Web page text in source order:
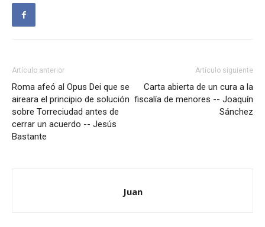
Artículo anterior
Roma afeó al Opus Dei que se
aireara el principio de solución
sobre Torreciudad antes de
cerrar un acuerdo -- Jesús
Bastante
Artículo siguiente
Carta abierta de un cura a la
fiscalía de menores -- Joaquín
Sánchez
Juan